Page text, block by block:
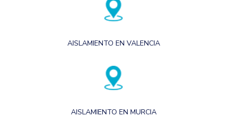
AISLAMIENTO EN VALENCIA
AISLAMIENTO EN MURCIA